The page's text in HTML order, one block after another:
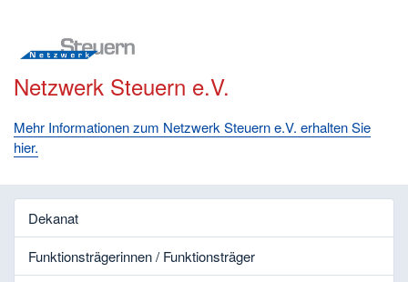
Netzwerk Steuern e.V.
Mehr Informationen zum Netzwerk Steuern e.V. erhalten Sie
hier.
Dekanat
Funktionsträgerinnen / Funktionsträger